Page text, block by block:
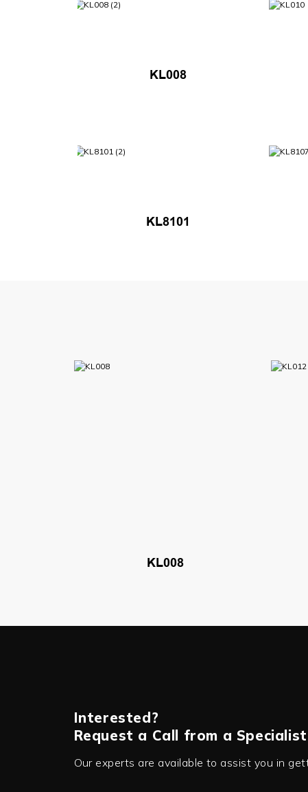
KL008
KL8101
KL008
Interested?
Request a Call from a Specialist
Our experts are available to assist you in